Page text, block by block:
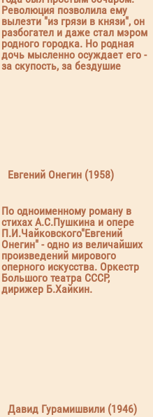
Революция позволила ему
вылезти "из грязи в князи", он
разбогател и даже стал мэром
родного городка. Но родная
дочь мысленно осуждает его -
за скупость, за бездушие
Евгений Онегин (1958)
По одноименному роману в
стихах А.С.Пушкина и опере
П.И.Чайковского"Евгений
Онегин" - одно из величайших
произведений мирового
оперного искусства. Оркестр
Большого театра СССР,
дирижер Б.Хайкин.
Давид Гурамишвили (1946)